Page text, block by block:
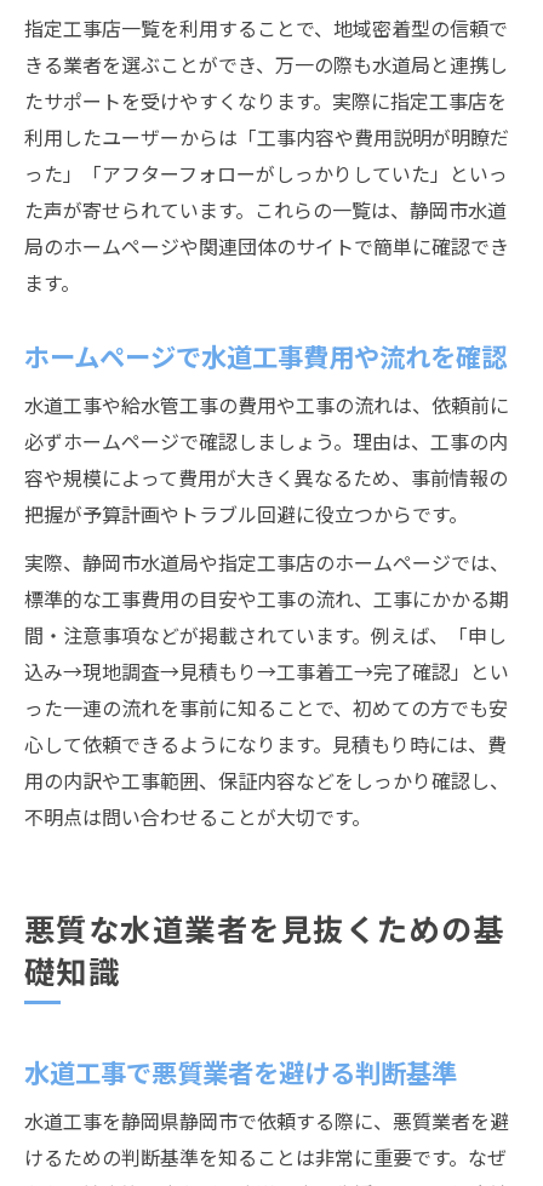
指定工事店一覧を利用することで、地域密着型の信頼で
きる業者を選ぶことができ、万一の際も水道局と連携し
たサポートを受けやすくなります。実際に指定工事店を
利用したユーザーからは「工事内容や費用説明が明瞭だ
った」「アフターフォローがしっかりしていた」といっ
た声が寄せられています。これらの一覧は、静岡市水道
局のホームページや関連団体のサイトで簡単に確認でき
ます。
ホームページで水道工事費用や流れを確認
水道工事や給水管工事の費用や工事の流れは、依頼前に
必ずホームページで確認しましょう。理由は、工事の内
容や規模によって費用が大きく異なるため、事前情報の
把握が予算計画やトラブル回避に役立つからです。
実際、静岡市水道局や指定工事店のホームページでは、
標準的な工事費用の目安や工事の流れ、工事にかかる期
間・注意事項などが掲載されています。例えば、「申し
込み→現地調査→見積もり→工事着工→完了確認」とい
った一連の流れを事前に知ることで、初めての方でも安
心して依頼できるようになります。見積もり時には、費
用の内訳や工事範囲、保証内容などをしっかり確認し、
不明点は問い合わせることが大切です。
悪質な水道業者を見抜くための基
礎知識
水道工事で悪質業者を避ける判断基準
水道工事を静岡県静岡市で依頼する際に、悪質業者を避
けるための判断基準を知ることは非常に重要です。なぜ